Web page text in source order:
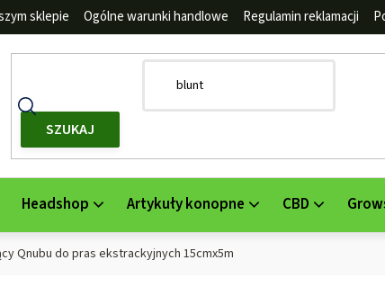
sklepie Ogólne warunki handlowe Regulamin reklamacji
SZUKAJ
Headshop Artykuły konopne CBD
Qnubu do pras ekstrackyjnych 15cmx5m